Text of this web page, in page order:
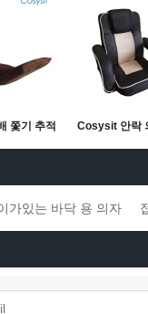
쫓기 추적 Cosysit 안락
가있는 바닥 용 의자